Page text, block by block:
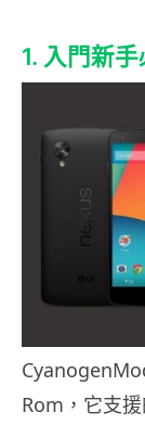
1. 入門新
Rom，它支